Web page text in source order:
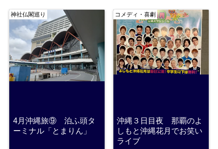
神社仏閣巡り
4月沖縄旅⑨ 泊ふ頭タ
ーミナル「とまりん」
コメディ・喜劇
沖縄３日目夜 那覇のよ
しもと沖縄花月でお笑い
ライブ